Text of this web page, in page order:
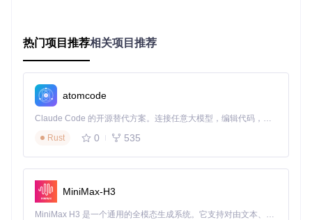
# 按照install.md中的指引完成安装
安装前请确保系统已满足以下要求：
已安装VC++运行库（版本低于1.2.9时需要）
开启开发者模式（设置 > 隐私和安全性 > 开发者选项 > 开
JSON配置详解：从零开始定制右键菜单
ContextMenuForWindows11最强大的功能在于其基于JSON
的配置系统。每个菜单项都通过独立的JSON文件定义，这使
得自定义过程异常简单灵活，即使没有编程经验的用户也能轻
热门项目推荐相关项目推荐
atomcode
Claude Code 的开源替代方案。连接任意大模型，编辑代码，运行命令，自动验证 — 全自动执行。用 Rust 构建，极致性能。 ｜ An open-source alternative to Claude Code. Connect any LLM, edit code, run commands, and verify changes — autonomously. Built in Rust for speed. Get Started
Rust
0 535
MiniMax-H3
MiniMax H3 是一个通用的全模态生成系统。它支持对由文本、图像、视频和音频组成的多模态上下文进行统一理解，并能生成分辨率高达 2K、时长可达 15 秒的带原生立体声音频的视频。得益于面向任务泛化的系统设计，H3 在预训练阶段就已具备广泛的多模态上下文理解与生成能力，能够出色地执行复杂的多模态指令。